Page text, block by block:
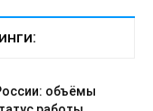
объёмы